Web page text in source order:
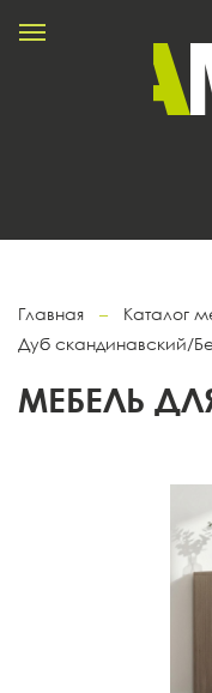
Главная – Каталог
Дуб скандинавский/
МЕБЕЛЬ